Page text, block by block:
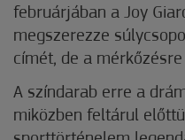
februárjában a Joy
megszerezze
címét, de a
A színdarab erre a
miközben feltárul